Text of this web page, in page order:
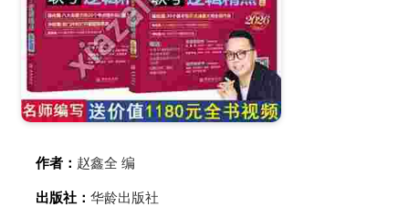
作者： 赵鑫全 编
出版社： 华龄出版社